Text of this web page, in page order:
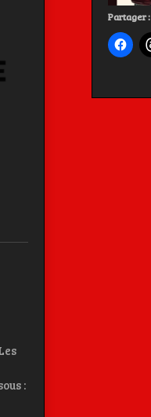
Partager :
: